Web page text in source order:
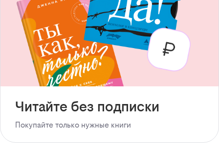
Читайте без подписки
Покупайте только нужные книги